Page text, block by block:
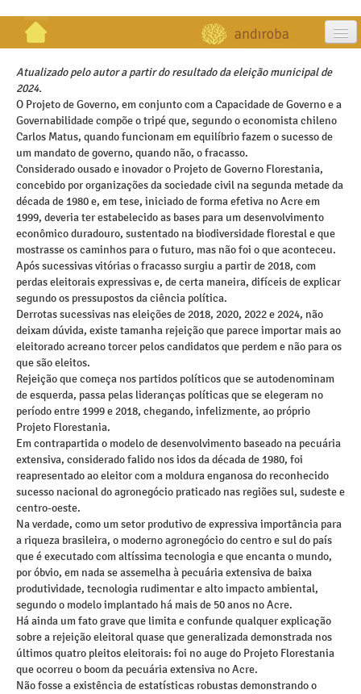
artigos
projetos
publicações
galeria
contato
Atualizado pelo autor a partir do resultado da eleição municipal de
2024.
O Projeto de Governo, em conjunto com a Capacidade de Governo e a
Governabilidade compõe o tripé que, segundo o economista chileno
Carlos Matus, quando funcionam em equilíbrio fazem o sucesso de
um mandato de governo, quando não, o fracasso.
Considerado ousado e inovador o Projeto de Governo Florestania,
concebido por organizações da sociedade civil na segunda metade da
década de 1980 e, em tese, iniciado de forma efetiva no Acre em
1999, deveria ter estabelecido as bases para um desenvolvimento
econômico duradouro, sustentado na biodiversidade florestal e que
mostrasse os caminhos para o futuro, mas não foi o que aconteceu.
Após sucessivas vitórias o fracasso surgiu a partir de 2018, com
perdas eleitorais expressivas e, de certa maneira, difíceis de explicar
segundo os pressupostos da ciência política.
Derrotas sucessivas nas eleições de 2018, 2020, 2022 e 2024, não
deixam dúvida, existe tamanha rejeição que parece importar mais ao
eleitorado acreano torcer pelos candidatos que perdem e não para os
que são eleitos.
Rejeição que começa nos partidos políticos que se autodenominam
de esquerda, passa pelas lideranças políticas que se elegeram no
período entre 1999 e 2018, chegando, infelizmente, ao próprio
Projeto Florestania.
Em contrapartida o modelo de desenvolvimento baseado na pecuária
extensiva, considerado falido nos idos da década de 1980, foi
reapresentado ao eleitor com a moldura enganosa do reconhecido
sucesso nacional do agronegócio praticado nas regiões sul, sudeste e
centro-oeste.
Na verdade, como um setor produtivo de expressiva importância para
a riqueza brasileira, o moderno agronegócio do centro e sul do país
que é executado com altíssima tecnologia e que encanta o mundo,
por óbvio, em nada se assemelha à pecuária extensiva de baixa
produtividade, tecnologia rudimentar e alto impacto ambiental,
segundo o modelo implantado há mais de 50 anos no Acre.
Há ainda um fato grave que limita e confunde qualquer explicação
sobre a rejeição eleitoral quase que generalizada demonstrada nos
últimos quatro pleitos eleitorais: foi no auge do Projeto Florestania
que ocorreu o boom da pecuária extensiva no Acre.
Não fosse a existência de estatísticas robustas demonstrando o